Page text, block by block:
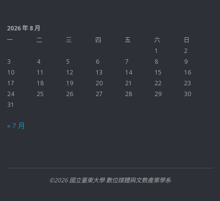
2026 年 8 月
一
二 三 四 五 六
日
1
2
3
4 5 6 7 8
9
10
11 12 13 14 15
16
17
18 19 20 21 22
23
24
25 26 27 28 29
30
31
« 7 月
©2026 國立臺東大學 數位媒體與文教產業學系